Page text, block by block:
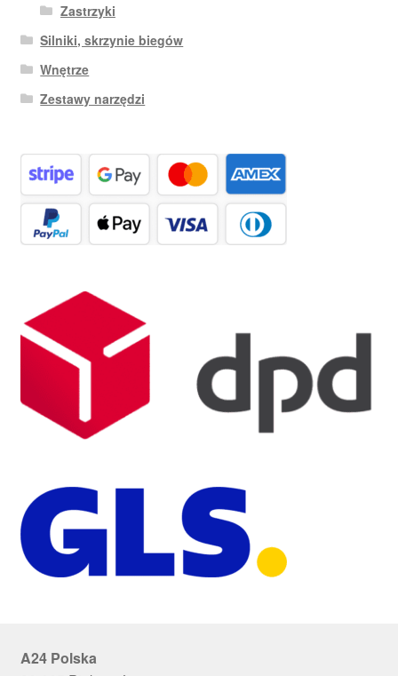
Zastrzyki
Silniki, skrzynie biegów
Wnętrze
Zestawy narzędzi
A24 Polska